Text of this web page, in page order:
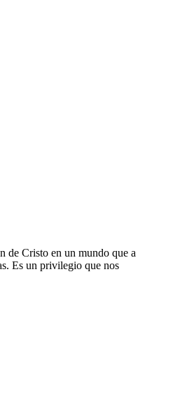
de Cristo en un mundo que a
Es un privilegio que nos